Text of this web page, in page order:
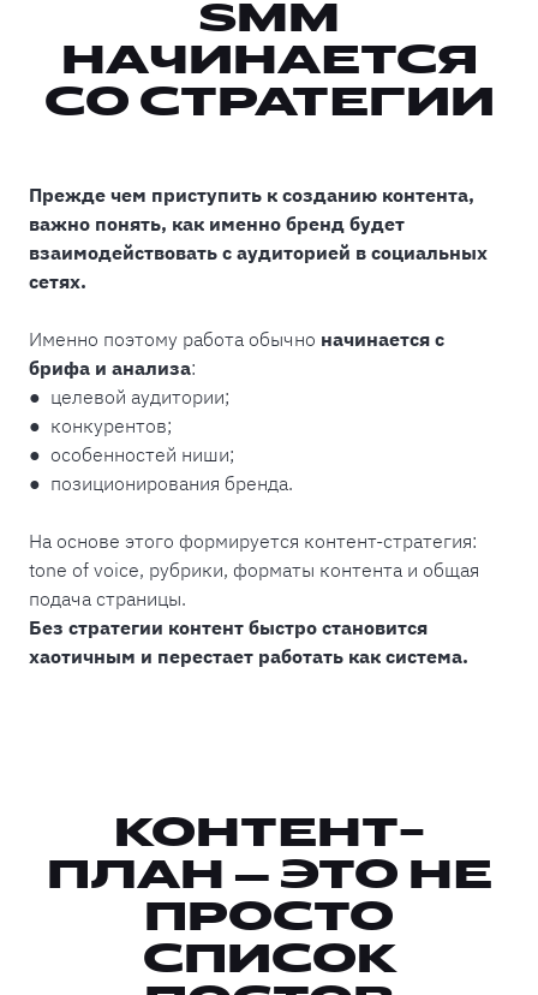
SMM
НАЧИНАЕТСЯ
СО СТРАТЕГИИ
Прежде чем приступить к созданию контента,
важно понять, как именно бренд будет
взаимодействовать с аудиторией в социальных
сетях.
Именно поэтому работа обычно начинается с
брифа и анализа:
● целевой аудитории;
● конкурентов;
● особенностей ниши;
● позиционирования бренда.
На основе этого формируется контент-стратегия:
tone of voice, рубрики, форматы контента и общая
подача страницы.
Без стратегии контент быстро становится
хаотичным и перестает работать как система.
КОНТЕНТ-
ПЛАН — ЭТО НЕ
ПРОСТО
СПИСОК